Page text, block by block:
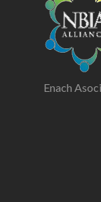
Enach